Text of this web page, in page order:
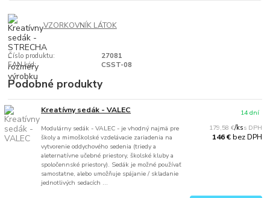
VZORKOVNÍK LÁTOK
Číslo produktu:
27081
EAN kód:
CSST-08
Podobné produkty
Kreatívny sedák - VALEC
Modulárny sedák - VALEC - je vhodný najmä pre
školy a mimoškolské vzdelávacie zariadenia na
vytvorenie oddychového sedenia (triedy a
aleternatívne učebné priestory, školské kluby a
spoločennské priestory). Sedák je možné používať
samostatne, alebo umožňuje spájanie / skladanie
jednotlivých sedacích ...
179,58 €/ks
146 €bez DPH
14 dní